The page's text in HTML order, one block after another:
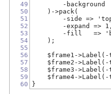
49
50
51
52
53
54
55
56
57
58
59
60
-background
    )->pack(
-side =>
-expand =>
-fill   =>
    );
$frame1-
$frame2-
$frame3-
$frame4-
}